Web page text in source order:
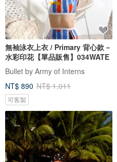
無袖泳衣上衣 / Primary 背心款－
水彩印花【單品販售】034WATE
Bullet by Army of Interns
NT$ 890 NT$ 1,011
可客製